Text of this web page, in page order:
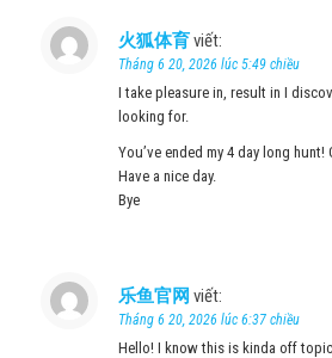
火狐体育viết:
Tháng 6 20, 2026 lúc 5:49 chiều
I take pleasure in, result in I
looking for.
You’ve ended my 4 day long hunt!
Have a nice day.
Bye
乐鱼官网 viết:
Tháng 6 20, 2026 lúc 6:37 chiều
Hello! I know this is kinda off topic